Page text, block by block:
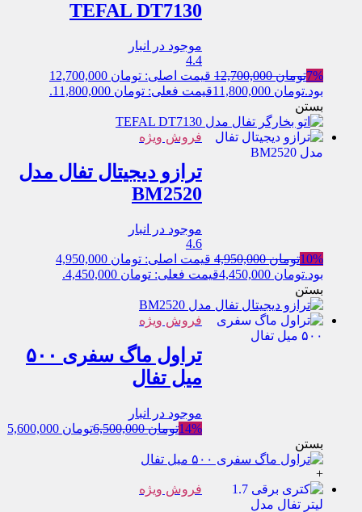
TEFAL DT7130
موجود در انبار
4.4
7%تومان12,700,000
قیمت اصلی: تومان 12,700,000
بود.تومان
قیمت فعلی: تومان 11,800,000.
بستن
فروش ویژه
ترازو دیجیتال تفال مدل
BM2520
موجود در انبار
4.6
10%تومان4,950,000
قیمت اصلی: تومان 4,950,000
بود.تومان
قیمت فعلی: تومان 4,450,000.
بستن
فروش ویژه
تراول ماگ سفری ۵۰۰
میل تفال
موجود در انبار
14%تومان6,500,000 تومان
بستن
+
فروش ویژه